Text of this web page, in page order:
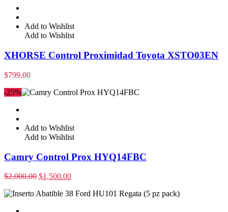
Add to Wishlist
Add to Wishlist
XHORSE Control Proximidad Toyota XSTO03EN
$799.00
-25%
Add to Wishlist
Add to Wishlist
Camry Control Prox HYQ14FBC
$2,000.00 $1,500.00